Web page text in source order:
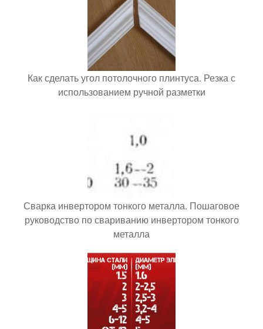
Как сделать угол потолочного плинтуса. Резка с
использованием ручной разметки
Сварка инвертором тонкого металла. Пошаговое
руководство по свариванию инвертором тонкого
металла